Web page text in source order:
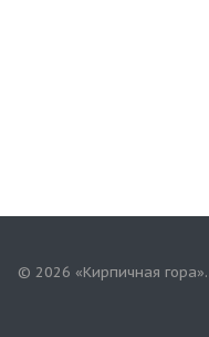
© 2026 «Кирпичная